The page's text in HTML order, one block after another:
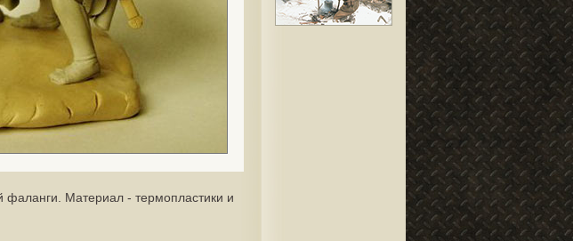
фаланги. Материал - термопластики и